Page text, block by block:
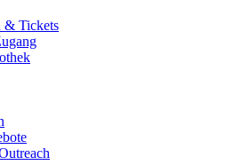
& Tickets